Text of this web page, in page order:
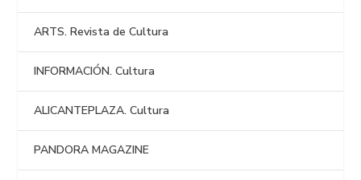
ARTS. Revista de Cultura
INFORMACIÓN. Cultura
ALICANTEPLAZA. Cultura
PANDORA MAGAZINE